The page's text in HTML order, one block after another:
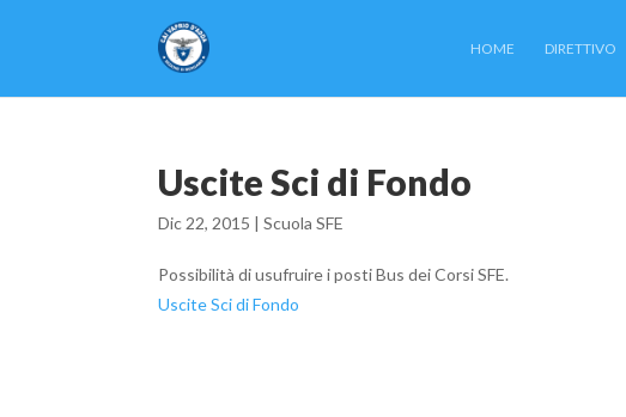
HOME DIRETTIVO
Uscite Sci di Fondo
Dic 22, 2015 | Scuola SFE
Possibilità di usufruire i posti Bus dei Corsi SFE.
Uscite Sci di Fondo